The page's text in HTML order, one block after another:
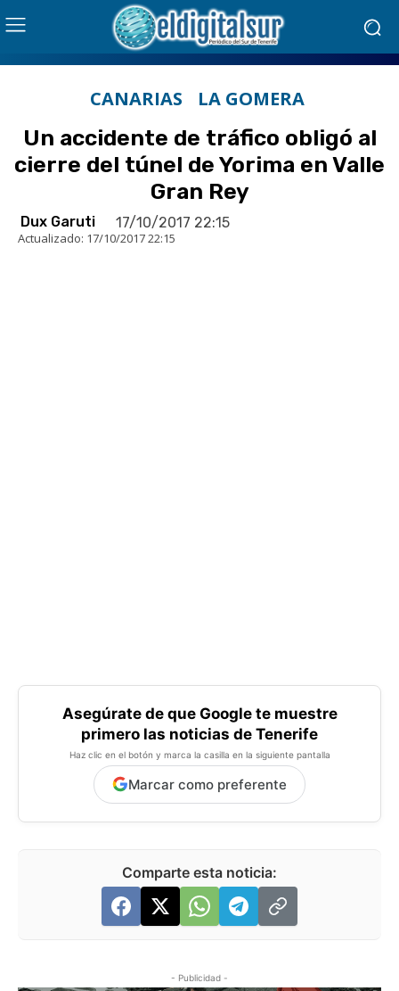
CANARIAS LA GOMERA
Un accidente de tráfico obligó al
cierre del túnel de Yorima en Valle
Gran Rey
Dux Garuti 17/10/2017 22:15
Actualizado: 17/10/2017 22:15
Asegúrate de que Google te muestre
primero las noticias de Tenerife
Haz clic en el botón y marca la casilla en la siguiente pantalla
Marcar como preferente
Comparte esta noticia:
- Publicidad -